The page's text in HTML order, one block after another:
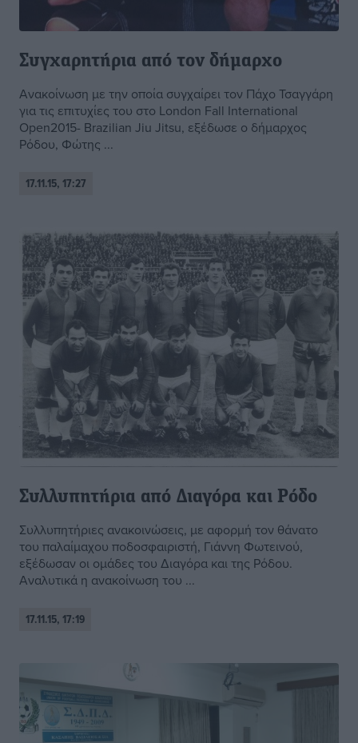
Συγχαρητήρια από τον δήμαρχο
Ανακοίνωση με την οποία συγχαίρει τον Πάχο Τσαγγάρη
για τις επιτυχίες του στο London Fall International
Open2015- Brazilian Jiu Jitsu, εξέδωσε ο δήμαρχος
Ρόδου, Φώτης ...
17.11.15, 17:27
Συλλυπητήρια από Διαγόρα και Ρόδο
Συλλυπητήριες ανακοινώσεις, με αφορμή τον θάνατο
του παλαίμαχου ποδοσφαιριστή, Γιάννη Φωτεινού,
εξέδωσαν οι ομάδες του Διαγόρα και της Ρόδου.
Αναλυτικά η ανακοίνωση του ...
17.11.15, 17:19